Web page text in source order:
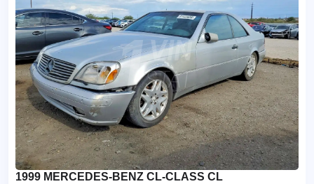
1999 MERCEDES-BENZ CL-CLASS CL